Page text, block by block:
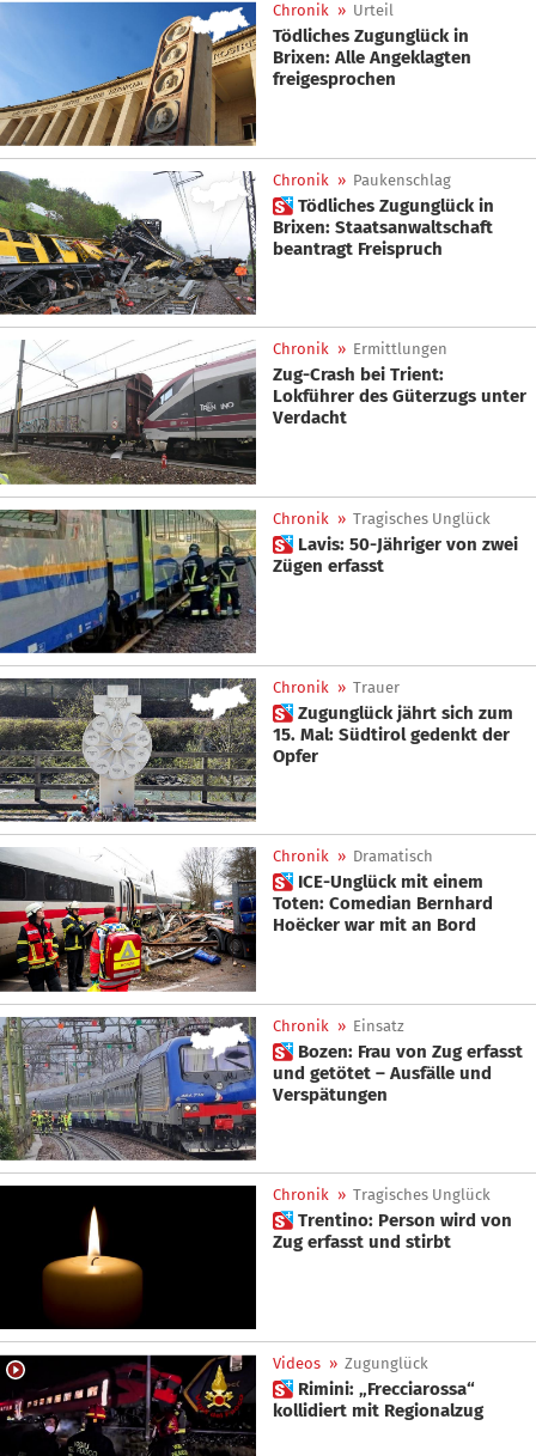
Chronik » Urteil
Tödliches Zugunglück in
Brixen: Alle Angeklagten
freigesprochen
Chronik » Paukenschlag
 Tödliches Zugunglück in
Brixen: Staatsanwaltschaft
beantragt Freispruch
Chronik » Ermittlungen
Zug-Crash bei Trient:
Lokführer des Güterzugs unter
Verdacht
Chronik » Tragisches Unglück
 Lavis: 50-Jähriger von zwei
Zügen erfasst
Chronik » Trauer
 Zugunglück jährt sich zum
15. Mal: Südtirol gedenkt der
Opfer
Chronik » Dramatisch
 ICE-Unglück mit einem
Toten: Comedian Bernhard
Hoëcker war mit an Bord
Chronik » Einsatz
 Bozen: Frau von Zug erfasst
und getötet – Ausfälle und
Verspätungen
Chronik » Tragisches Unglück
 Trentino: Person wird von
Zug erfasst und stirbt
Videos » Zugunglück
 Rimini: „Frecciarossa“
kollidiert mit Regionalzug